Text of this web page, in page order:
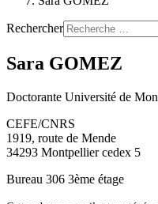
Rechercher
Sara GOMEZ
Doctorante Université de
CEFE/CNRS
1919, route de Mende
34293 Montpellier cedex 5
Bureau 306 3ème étage